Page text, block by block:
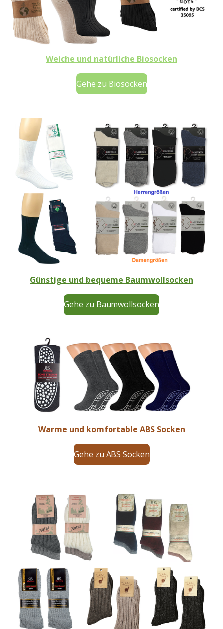
Weiche und natürliche Biosocken
Gehe zu Biosocken
Günstige und bequeme Baumwollsocken
Gehe zu Baumwollsocken
Warme und komfortable ABS Socken
Gehe zu ABS Socken